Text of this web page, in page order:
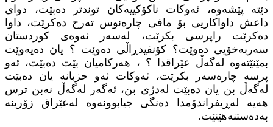
دێته‌ پێشه‌وه‌، ئه‌وكات ناكۆكییه‌كان توندتر ده‌بێت، دوای
داعش داواكاریی بۆ مافی چاره‌نوس ته‌رح ده‌كرێت، داوا
ده‌كرێت راپرسی بكرێت، له‌سه‌ر ئه‌وه‌ی كوردستان
سه‌ربه‌خۆیی ده‌وێت؟ كۆنفیدڕاڵی ده‌وێت ؟ یان ده‌یه‌وێت
بمێنێته‌وه‌ له‌گه‌ڵ عێراقدا ؟ ، هه‌ركامیان بێت ده‌بێت، ئه‌و
پرسه‌ چاره‌سه‌ر بكرێت، ئه‌وكات ئه‌و حزبانه‌ یان ده‌بێت
له‌گه‌ڵ بن یان ده‌بێت له‌دژی بن، ئه‌گه‌ر له‌گه‌ڵ نه‌بن ترس
هه‌یه‌ له‌ڕیفراندۆمدا ده‌نگی جیابوونه‌وه له‌عێراق‌ زۆرینه‌‌
به‌ده‌ستنه‌هێنێت.